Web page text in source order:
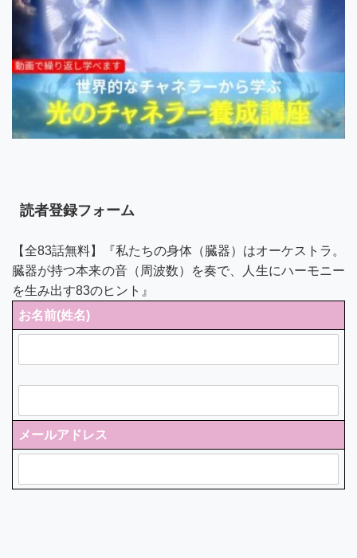
読者登録フォーム
【全83話無料】『私たちの身体（臓器）はオーケストラ。
臓器が持つ本来の音（周波数）を奏で、人生にハーモニー
を生み出す83のヒント』
お名前(姓名)
メールアドレス